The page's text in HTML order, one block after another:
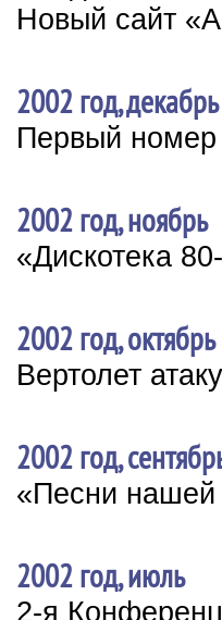
Новый сайт
2002 год, декабрь
Первый номер
2002 год, ноябрь
«Дискотека
2002 год, октябрь
Вертолет
2002 год,
«Песни нашей
2002 год, июль
2-я